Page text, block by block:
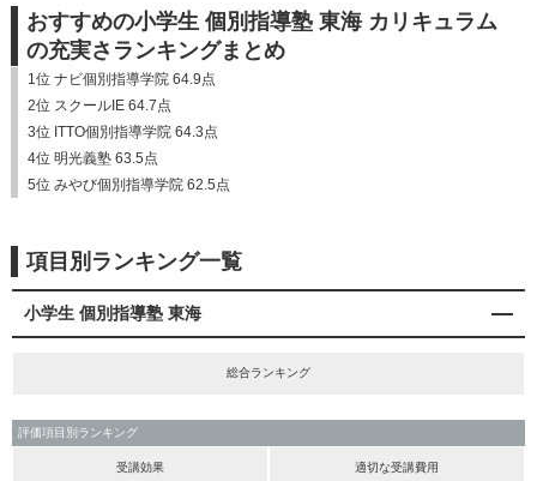
おすすめの小学生 個別指導塾 東海 カリキュラム
の充実さランキングまとめ
1位 ナビ個別指導学院 64.9点
2位 スクールIE 64.7点
3位 ITTO個別指導学院 64.3点
4位 明光義塾 63.5点
5位 みやび個別指導学院 62.5点
項目別ランキング一覧
小学生 個別指導塾 東海
総合ランキング
評価項目別ランキング
受講効果 適切な受講費用